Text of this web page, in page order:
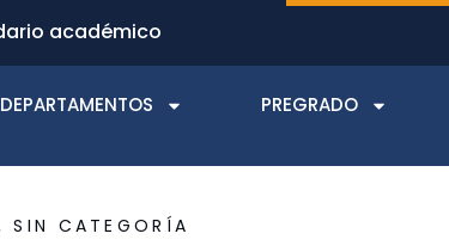
académico
DEPARTAMENTOS PREGRADO
SIN CATEGORÍA